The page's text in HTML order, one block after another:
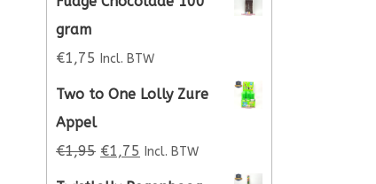
gram
€1,75 Incl. BTW
Two to One Lolly Zure
Appel
€1,95 €1,75 Incl. BTW